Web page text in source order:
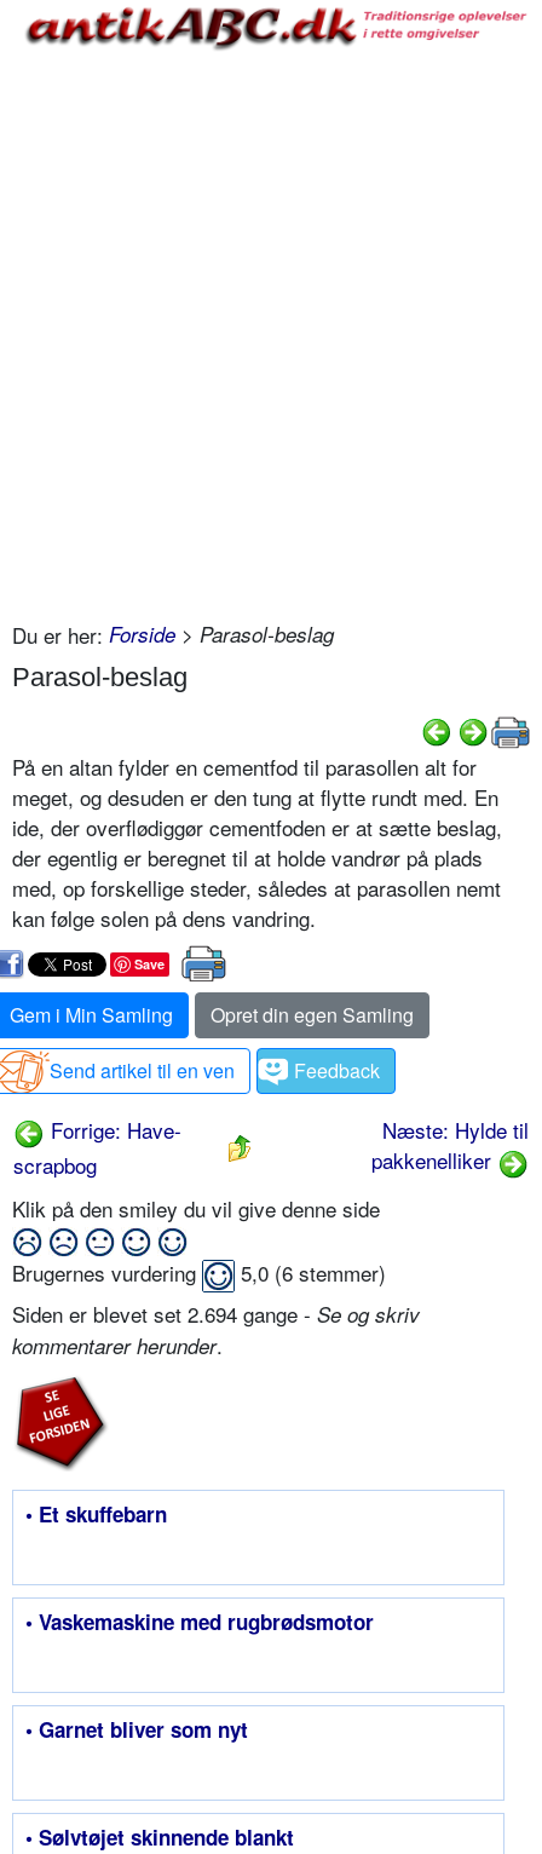
Du er her: Forside > Parasol-beslag
Parasol-beslag
På en altan fylder en cementfod til parasollen alt for
meget, og desuden er den tung at flytte rundt med. En
ide, der overflødiggør cementfoden er at sætte beslag,
der egentlig er beregnet til at holde vandrør på plads
med, op forskellige steder, således at parasollen nemt
kan følge solen på dens vandring.
Save
Gem i Min Samling
Opret din egen Samling
Send artikel til en ven
Feedback
Forrige: Have-
scrapbog
Næste: Hylde til
pakkenelliker
Klik på den smiley du vil give denne side
Brugernes vurdering 5,0 (6 stemmer)
Siden er blevet set 2.694 gange - Se og skriv
kommentarer herunder.
• Et skuffebarn
• Vaskemaskine med rugbrødsmotor
• Garnet bliver som nyt
• Sølvtøjet skinnende blankt